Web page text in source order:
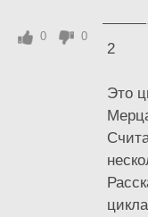
2
Это
0 0